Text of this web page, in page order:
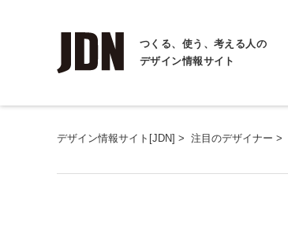
つくる、使う、考える人の
デザイン情報サイト
デザイン情報サイト[JDN] > 注目のデザイナー >